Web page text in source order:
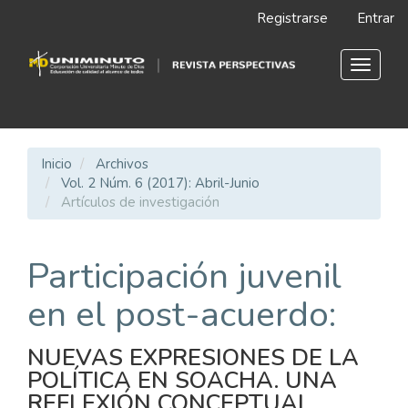
Contenido
principal
Registrarse Entrar
Toggle
Inicio
Archivos
Vol. 2 Núm. 6 (2017): Abril-Junio
Artículos de investigación
Participación juvenil
en el post-acuerdo:
NUEVAS EXPRESIONES DE LA
POLÍTICA EN SOACHA. UNA